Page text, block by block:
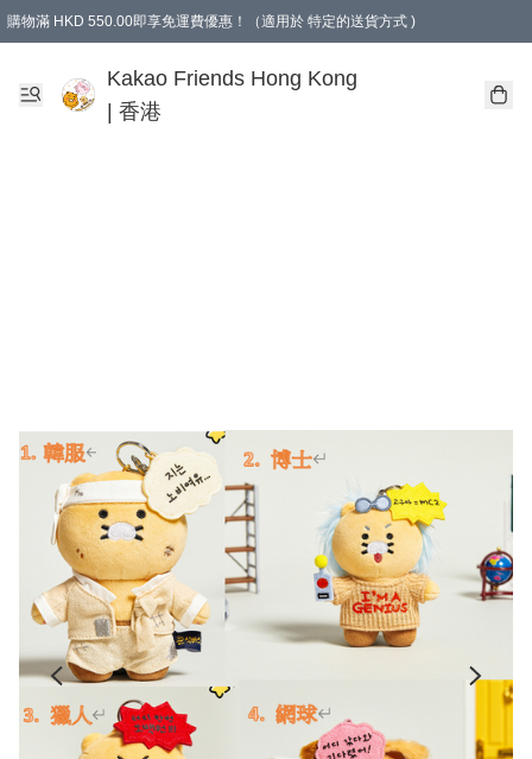
購物滿 HKD 550.00即享免運費優惠！（適用於 特定的送貨方式 )
Kakao Friends Hong Kong
| 香港